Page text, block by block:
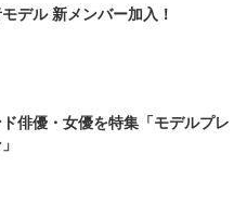
デル 新メンバー加入！
俳優・女優を特集「モデルプレ